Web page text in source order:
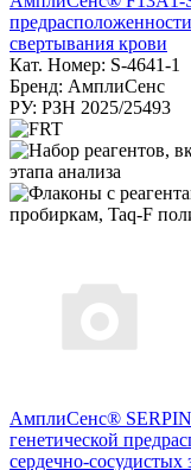
свертывания крови
Кат. Номер: S-4641-1
Бренд: АмплиСенс
РУ: РЗН 2025/25493
АмплиСенс®
генетической
сердечно-сосудистых